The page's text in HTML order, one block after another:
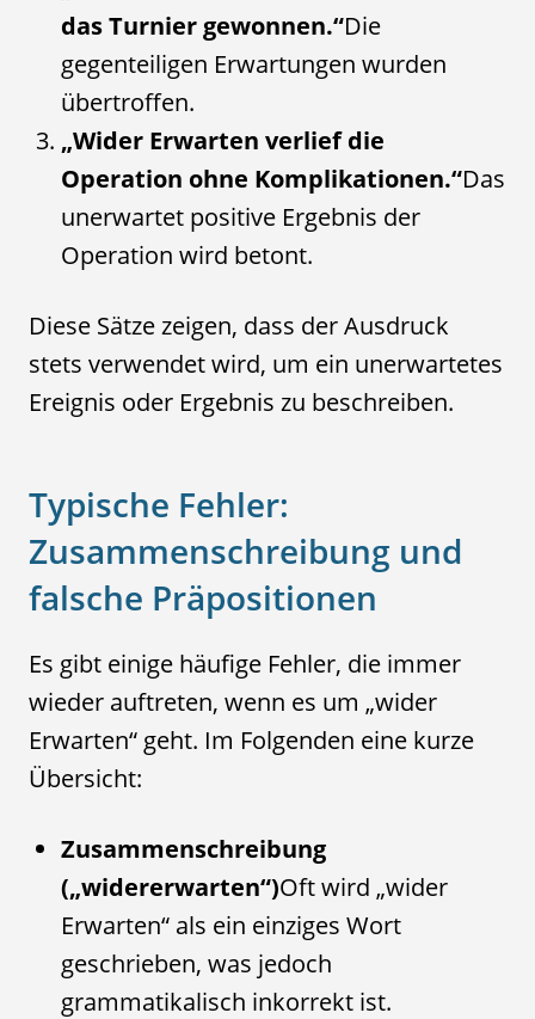
das Turnier gewonnen.“Die
gegenteiligen Erwartungen wurden
übertroffen.
„Wider Erwarten verlief die
Operation ohne Komplikationen.“Das
unerwartet positive Ergebnis der
Operation wird betont.
Diese Sätze zeigen, dass der Ausdruck
stets verwendet wird, um ein unerwartetes
Ereignis oder Ergebnis zu beschreiben.
Typische Fehler:
Zusammenschreibung und
falsche Präpositionen
Es gibt einige häufige Fehler, die immer
wieder auftreten, wenn es um „wider
Erwarten“ geht. Im Folgenden eine kurze
Übersicht:
Zusammenschreibung
(„widererwarten“)Oft wird „wider
Erwarten“ als ein einziges Wort
geschrieben, was jedoch
grammatikalisch inkorrekt ist.